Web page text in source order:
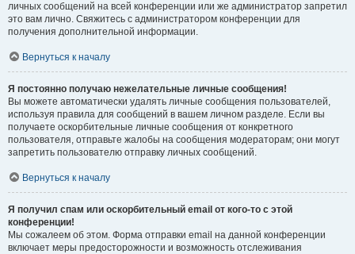
личных сообщений на всей конференции или же администратор запретил
это вам лично. Свяжитесь с администратором конференции для
получения дополнительной информации.
Вернуться к началу
Я постоянно получаю нежелательные личные сообщения!
Вы можете автоматически удалять личные сообщения пользователей,
используя правила для сообщений в вашем личном разделе. Если вы
получаете оскорбительные личные сообщения от конкретного
пользователя, отправьте жалобы на сообщения модераторам; они могут
запретить пользователю отправку личных сообщений.
Вернуться к началу
Я получил спам или оскорбительный email от кого-то с этой
конференции!
Мы сожалеем об этом. Форма отправки email на данной конференции
включает меры предосторожности и возможность отслеживания